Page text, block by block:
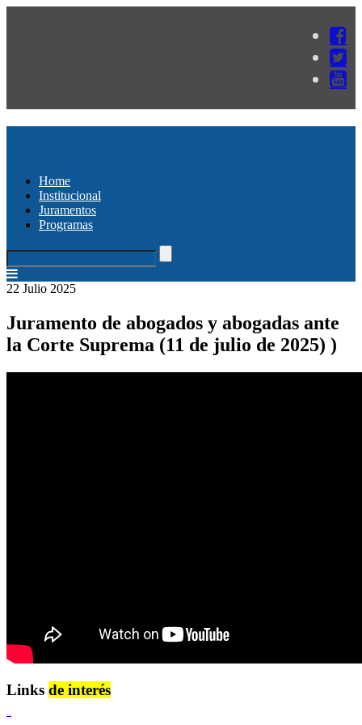
Home
Institucional
Juramentos
Programas
22 Julio 2025
Juramento de abogados y abogadas ante
la Corte Suprema (11 de julio de 2025) )
Links de interés